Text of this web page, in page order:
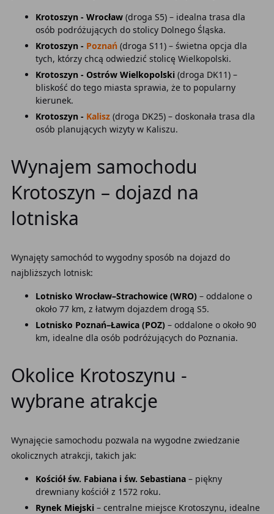
Krotoszyn - Wrocław(droga S5) – idealna trasa dla
osób podróżujących do stolicy Dolnego Śląska.
Krotoszyn - Poznań (droga S11) – świetna opcja dla
tych, którzy chcą odwiedzić stolicę Wielkopolski.
Krotoszyn - Ostrów Wielkopolski(droga DK11) –
bliskość do tego miasta sprawia, że to popularny
kierunek.
Krotoszyn - Kalisz(droga DK25) – doskonała trasa dla
osób planujących wizyty w Kaliszu.
Wynajem samochodu
Krotoszyn – dojazd na
lotniska
Wynajęty samochód to wygodny sposób na dojazd do
najbliższych lotnisk:
Lotnisko Wrocław–Strachowice (WRO)– oddalone o
około 77 km, z łatwym dojazdem drogą S5.
Lotnisko Poznań–Ławica (POZ)– oddalone o około 90
km, idealne dla osób podróżujących do Poznania.
Okolice Krotoszynu -
wybrane atrakcje
Wynajęcie samochodu pozwala na wygodne zwiedzanie
okolicznych atrakcji, takich jak:
Kościół św. Fabiana i św. Sebastiana– piękny
drewniany kościół z 1572 roku.
Rynek Miejski– centralne miejsce Krotoszynu, idealne